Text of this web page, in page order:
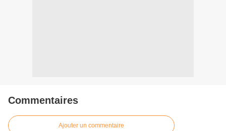
Commentaires
Ajouter un commentaire